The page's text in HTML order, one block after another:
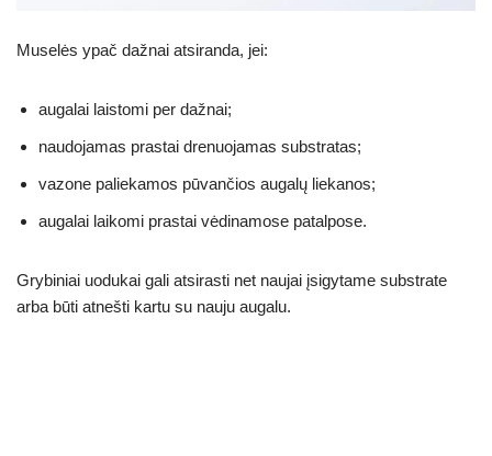
Muselės ypač dažnai atsiranda, jei:
augalai laistomi per dažnai;
naudojamas prastai drenuojamas substratas;
vazone paliekamos pūvančios augalų liekanos;
augalai laikomi prastai vėdinamose patalpose.
Grybiniai uodukai gali atsirasti net naujai įsigytame substrate
arba būti atnešti kartu su nauju augalu.